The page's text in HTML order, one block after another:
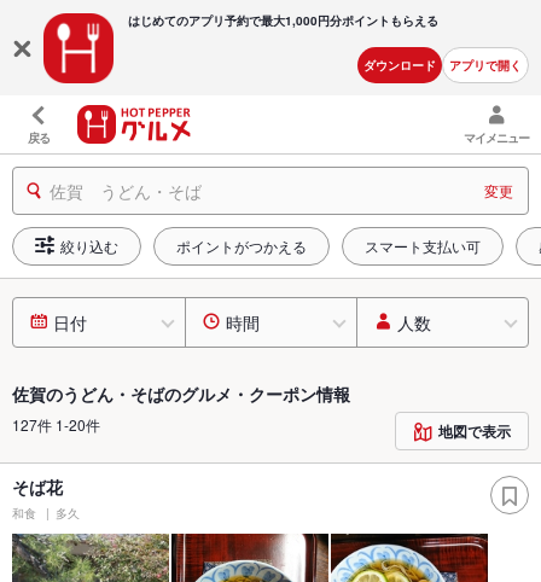
はじめてのアプリ予約で最大1,000円分ポイントもらえる
ダウンロード アプリで開く
戻る マイメニュー
佐賀 うどん・そば 変更
絞り込む ポイントがつかえる スマート支払い可
日付 時間 人数
佐賀のうどん・そばのグルメ・クーポン情報
127件 1-20件 地図で表示
そば花
和食 多久